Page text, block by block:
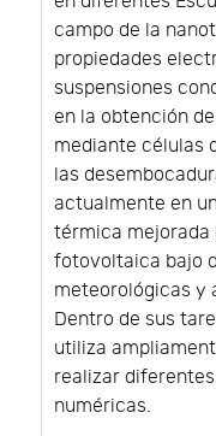
campo de la
propiedades
suspensiones
en la obtención
mediante células
las
actualmente en
térmica mejorada
fotovoltaica bajo
meteorológicas y
Dentro de sus
utiliza
realizar
numéricas.